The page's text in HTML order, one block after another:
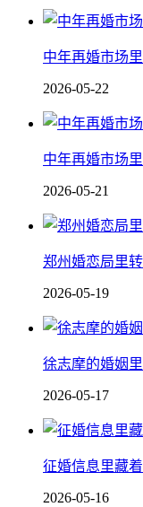
中年再婚市场
2026-05-22
中年再婚市场
2026-05-21
郑州婚恋局里
2026-05-19
徐志摩的婚姻
2026-05-17
征婚信息里藏
2026-05-16